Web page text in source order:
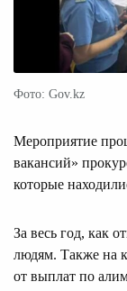
Фото: Gov.kz
Мероприятие
вакансий»
которые
За весь год, как
людям. Также на
от выплат по